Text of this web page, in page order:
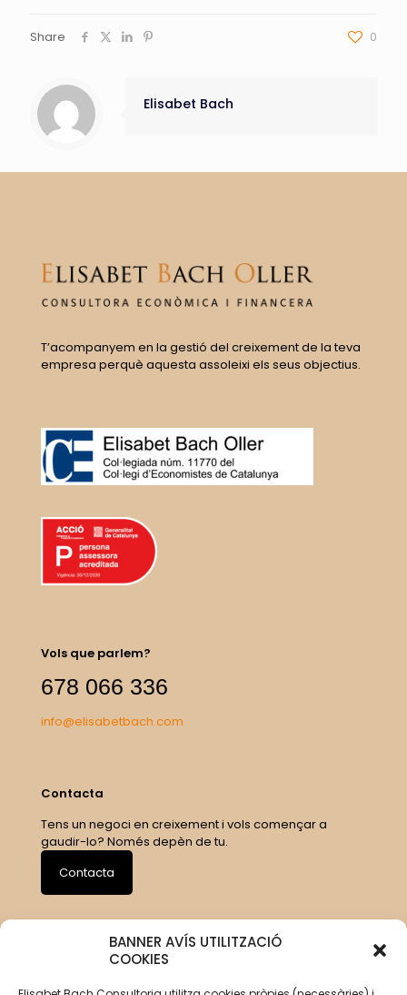
BANNER AVÍS UTILITZACIÓ
COOKIES
Share 0
Elisabet Bach
T’acompanyem en la gestió del creixement de la teva
empresa perquè aquesta assoleixi els seus objectius.
Vols que parlem?
678 066 336
info@elisabetbach.com
Contacta
Tens un negoci en creixement i vols començar a
gaudir-lo? Només depèn de tu.
Contacta